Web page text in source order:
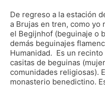
De regreso a la estación
a Brujas en tren, como yo
el Begijnhof (beguinaje o
demás beguinajes
Humanidad. Es un
casitas de beguinas
comunidades religiosas).
monasterio benedictino.